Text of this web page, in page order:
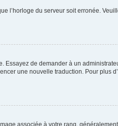
l’horloge du serveur soit erronée.
de demander à un
une nouvelle traduction. Pour plus
associée à votre rang,